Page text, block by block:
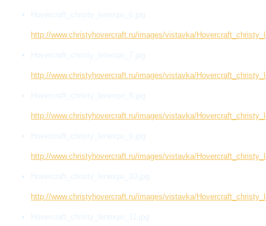
Hovercraft_christy_lenexpo_6.jpg
http://www.christyhovercraft.ru/images/vistavka/
Hovercraft_christy_lenexpo_7.jpg
http://www.christyhovercraft.ru/images/vistavka/
Hovercraft_christy_lenexpo_8.jpg
http://www.christyhovercraft.ru/images/vistavka/
Hovercraft_christy_lenexpo_9.jpg
http://www.christyhovercraft.ru/images/vistavka/
Hovercraft_christy_lenexpo_10.jpg
http://www.christyhovercraft.ru/images/vistavka/
Hovercraft_christy_lenexpo_11.jpg